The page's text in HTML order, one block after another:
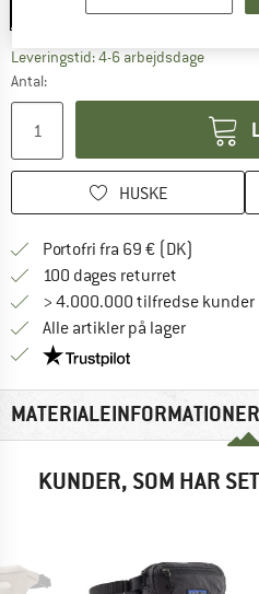
Leveringstid: 4-6 arbejdsdageLinket
Antal:
HUSKE
Portofri fra 69 € (DK)
100 dages returret
> 4.000.000 tilfredse kunder
Alle artikler på lager
Vi er Trustpilot-
KUNDER, SOM HAR